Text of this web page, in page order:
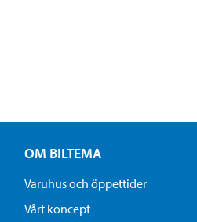
OM BILTEMA
Varuhus och öppettider
Vårt koncept